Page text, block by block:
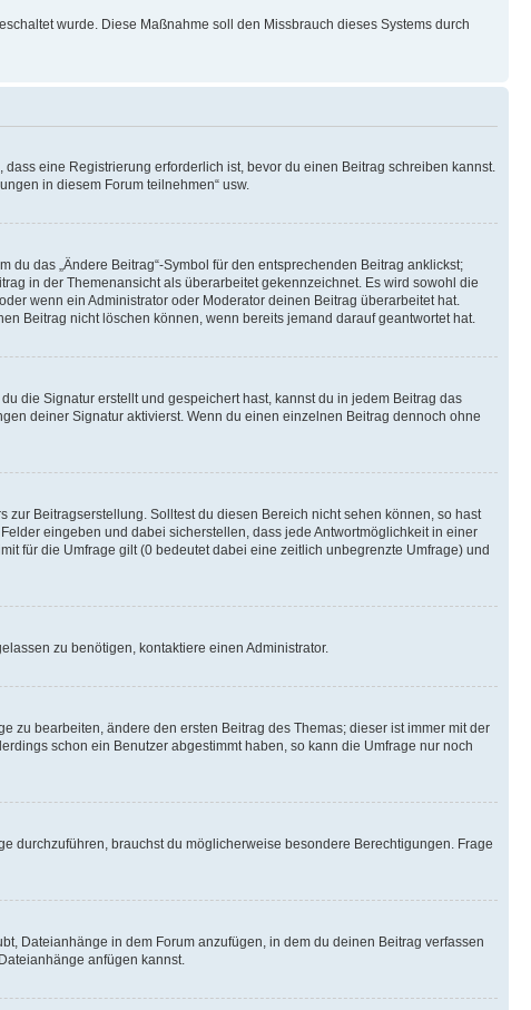
wurde. Diese Maßnahme soll den Missbrauch dieses Systems durch
eine Registrierung erforderlich ist, bevor du einen Beitrag schreiben kannst.
in diesem Forum teilnehmen“ usw.
das „Ändere Beitrag“-Symbol für den entsprechenden Beitrag anklickst;
in der Themenansicht als überarbeitet gekennzeichnet. Es wird sowohl die
wenn ein Administrator oder Moderator deinen Beitrag überarbeitet hat.
Beitrag nicht löschen können, wenn bereits jemand darauf geantwortet hat.
die Signatur erstellt und gespeichert hast, kannst du in jedem Beitrag das
deiner Signatur aktivierst. Wenn du einen einzelnen Beitrag dennoch ohne
zur Beitragserstellung. Solltest du diesen Bereich nicht sehen können, so hast
eingeben und dabei sicherstellen, dass jede Antwortmöglichkeit in einer
für die Umfrage gilt (0 bedeutet dabei eine zeitlich unbegrenzte Umfrage) und
zu benötigen, kontaktiere einen Administrator.
zu bearbeiten, ändere den ersten Beitrag des Themas; dieser ist immer mit der
schon ein Benutzer abgestimmt haben, so kann die Umfrage nur noch
durchzuführen, brauchst du möglicherweise besondere Berechtigungen. Frage
Dateianhänge in dem Forum anzufügen, in dem du deinen Beitrag verfassen
anfügen kannst.